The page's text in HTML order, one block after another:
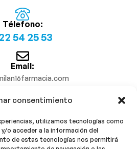
consentimiento
utilizamos tecnologías como
o acceder a la información del
de estas tecnologías nos permitirá
Télefono:
54 25 53
Email:
¡Síguenos!